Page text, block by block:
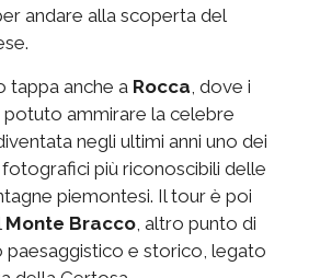
andare alla scoperta del
tappa anche a Rocca , dove i
ammirare la celebre
negli ultimi anni uno dei
più riconoscibili delle
piemontesi. Il tour è poi
Monte Bracco , altro punto di
e storico, legato